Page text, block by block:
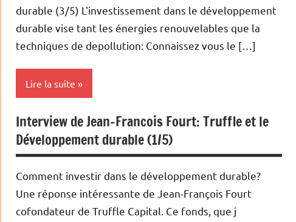
durable (3/5) L'investissement dans le développement
durable vise tant les énergies renouvelables que la
techniques de depollution: Connaissez vous le […]
Lire la suite
Energies
Interviews
Podcasts
Interview de Jean-Francois Fourt: Truffle et le
Développement durable (1/5)
Comment investir dans le développement durable?
Une réponse intéressante de Jean-François Fourt
cofondateur de Truffle Capital. Ce fonds, que j